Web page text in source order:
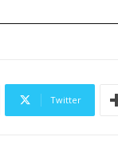
Twitter